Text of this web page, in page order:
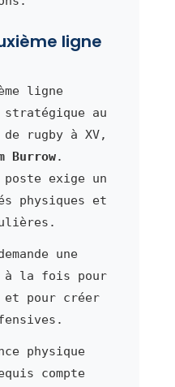
ligne
ligne
au
rugby à XV,
Burrow.
exige un
physiques et
une
à la fois pour
et pour créer
physique
compte